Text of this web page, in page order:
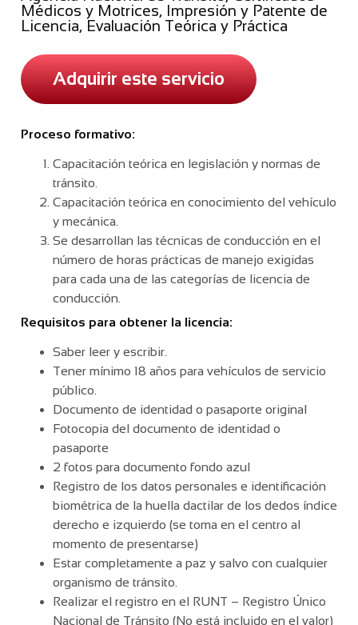
Médicos y Motrices, Impresión y Patente de
Licencia, Evaluación Teórica y Práctica
Adquirir este servicio
Proceso formativo:
Capacitación teórica en legislación y normas de
tránsito.
Capacitación teórica en conocimiento del vehículo
y mecánica.
Se desarrollan las técnicas de conducción en el
número de horas prácticas de manejo exigidas
para cada una de las categorías de licencia de
conducción.
Requisitos para obtener la licencia:
Saber leer y escribir.
Tener mínimo 18 años para vehículos de servicio
público.
Documento de identidad o pasaporte original
Fotocopia del documento de identidad o
pasaporte
2 fotos para documento fondo azul
Registro de los datos personales e identificación
biométrica de la huella dactilar de los dedos índice
derecho e izquierdo (se toma en el centro al
momento de presentarse)
Estar completamente a paz y salvo con cualquier
organismo de tránsito.
Realizar el registro en el RUNT – Registro Único
Nacional de Tránsito (No está incluido en el valor)